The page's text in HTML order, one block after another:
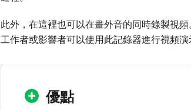
此外，在這裡也可以在畫外音的同時錄製視
工作者或影響者可以使用此記錄器進行視頻演
優點